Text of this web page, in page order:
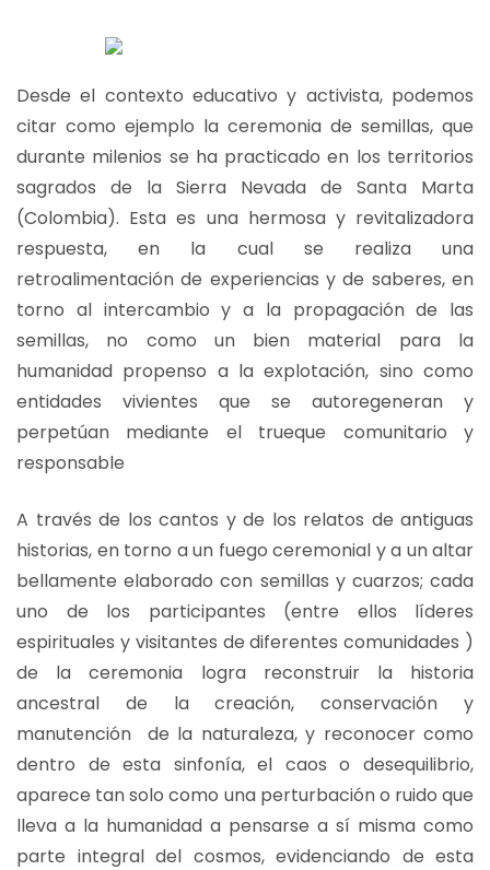
Desde el contexto educativo y activista, podemos
citar como ejemplo la ceremonia de semillas, que
durante milenios se ha practicado en los territorios
sagrados de la Sierra Nevada de Santa Marta
(Colombia). Esta es una hermosa y revitalizadora
respuesta, en la cual se realiza una
retroalimentación de experiencias y de saberes, en
torno al intercambio y a la propagación de las
semillas, no como un bien material para la
humanidad propenso a la explotación, sino como
entidades vivientes que se autoregeneran y
perpetúan mediante el trueque comunitario y
responsable
A través de los cantos y de los relatos de antiguas
historias, en torno a un fuego ceremonial y a un altar
bellamente elaborado con semillas y cuarzos; cada
uno de los participantes (entre ellos líderes
espirituales y visitantes de diferentes comunidades )
de la ceremonia logra reconstruir la historia
ancestral de la creación, conservación y
manutención de la naturaleza, y reconocer como
dentro de esta sinfonía, el caos o desequilibrio,
aparece tan solo como una perturbación o ruido que
lleva a la humanidad a pensarse a sí misma como
parte integral del cosmos, evidenciando de esta